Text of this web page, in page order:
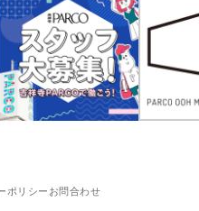
ポリシー お問合わせ